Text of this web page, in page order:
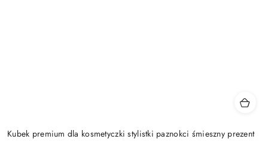
Kubek premium dla kosmetyczki stylistki paznokci śmieszny prezent